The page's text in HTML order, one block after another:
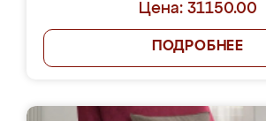
Цена: 31150.00
ПОДРОБНЕЕ